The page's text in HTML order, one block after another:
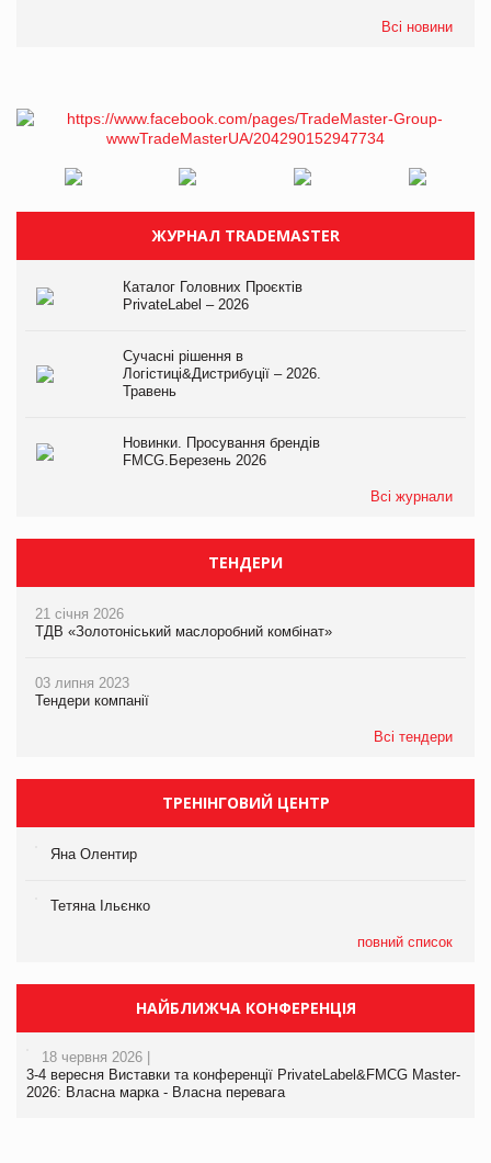
Всі новини
ЖУРНАЛ TRADEMASTER
Каталог Головних Проєктів
PrivateLabel – 2026
Сучасні рішення в
Логістиці&Дистрибуції – 2026.
Травень
Новинки. Просування брендів
FMCG.Березень 2026
Всі журнали
ТЕНДЕРИ
21 січня 2026
ТДВ «Золотоніський маслоробний комбінат»
03 липня 2023
Тендери компанії
Всі тендери
ТРЕНІНГОВИЙ ЦЕНТР
Яна Олентир
Тетяна Ільєнко
повний список
НАЙБЛИЖЧА КОНФЕРЕНЦІЯ
18 червня 2026 |
3-4 вересня Виставки та конференції PrivateLabel&FMCG Master-
2026: Власна марка - Власна перевага